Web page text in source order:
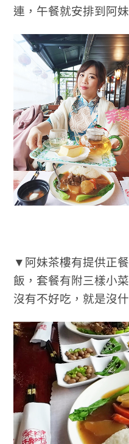
連，午餐就安排到阿
▼阿妹茶樓有提供正
飯，套餐有附三樣小
沒有不好吃，就是沒